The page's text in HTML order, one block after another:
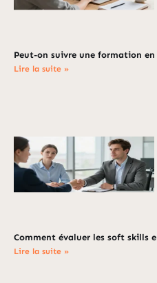
Peut-on suivre une formation
Lire la suite »
Comment évaluer les soft skills
Lire la suite »